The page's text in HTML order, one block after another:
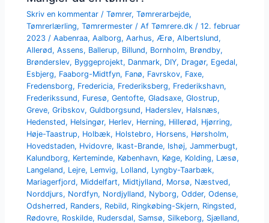
Skriv en kommentar /Tømrer,Tømrerarbejde,
Tømrerlærling,Tømrermester / AfTømrere.dk /12. februar
2023 /Aabenraa,Aalborg,Aarhus, Ærø,Albertslund,
Allerød,Assens, Ballerup, Billund, Bornholm, Brøndby,
Brønderslev, Byggeprojekt, Danmark, DIY, Dragør, Egedal,
Esbjerg, Faaborg-Midtfyn, Fanø, Favrskov, Faxe,
Fredensborg, Fredericia, Frederiksberg, Frederikshavn,
Frederikssund, Furesø,Gentofte,Gladsaxe,Glostrup,
Greve,Gribskov,Guldborgsund, Haderslev, Halsnæs,
Hedensted, Helsingør, Herlev, Herning, Hillerød, Hjørring,
Høje-Taastrup, Holbæk, Holstebro, Horsens, Hørsholm,
Hovedstaden, Hvidovre, Ikast-Brande, Ishøj,Jammerbugt,
Kalundborg, Kerteminde, København, Køge, Kolding, Læsø,
Langeland, Lejre, Lemvig, Lolland, Lyngby-Taarbæk,
Mariagerfjord, Middelfart, Midtjylland, Morsø, Næstved,
Norddjurs, Nordfyn, Nordjylland, Nyborg,Odder,Odense,
Odsherred, Randers, Rebild, Ringkøbing-Skjern, Ringsted,
Rødovre, Roskilde, Rudersdal, Samsø, Silkeborg, Sjælland,